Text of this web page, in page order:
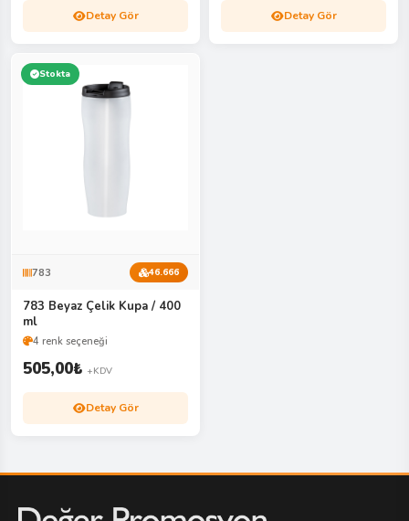
Detay Gör Detay Gör
Stokta
783 46.666
783 Beyaz Çelik Kupa / 400
ml
4 renk seçeneği
505,00₺ +KDV
Detay Gör